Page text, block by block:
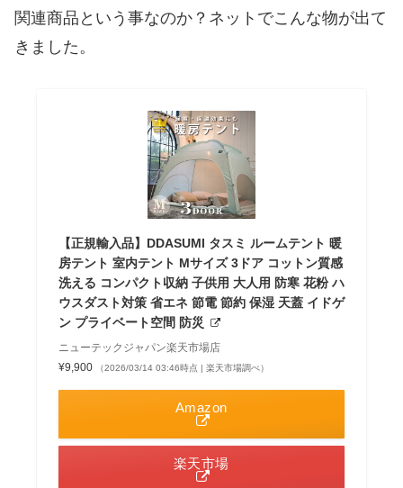
関連商品という事なのか？ネットでこんな物が出て
きました。
【正規輸入品】DDASUMI タスミ ルームテント 暖
房テント 室内テント Mサイズ 3ドア コットン質感
洗える コンパクト収納 子供用 大人用 防寒 花粉 ハ
ウスダスト対策 省エネ 節電 節約 保湿 天蓋 イドゲ
ン プライベート空間 防災
ニューテックジャパン楽天市場店
¥9,900
（2026/03/14 03:46時点 | 楽天市場調べ）
Amazon
楽天市場